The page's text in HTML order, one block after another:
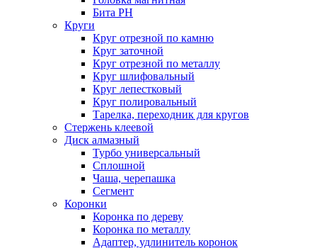
Бита PH
Круги
Круг отрезной по камню
Круг заточной
Круг отрезной по металлу
Круг шлифовальный
Круг лепестковый
Круг полировальный
Тарелка, переходник для кругов
Стержень клеевой
Диск алмазный
Турбо универсальный
Сплошной
Чаша, черепашка
Сегмент
Коронки
Коронка по дереву
Коронка по металлу
Адаптер, удлинитель коронок